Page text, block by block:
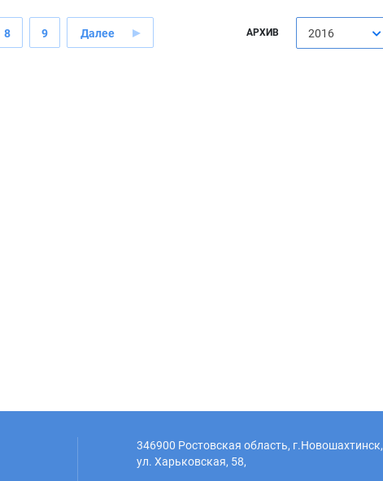
8 9 Далее АРХИВ 2016
346900 Ростовская область, г.Новошахтинск,
ул. Харьковская, 58,